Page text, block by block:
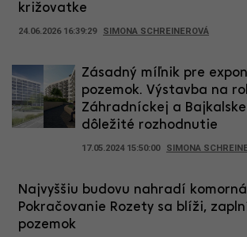
križovatke
24.06.2026 16:39:29 SIMONA SCHREINEROVÁ
Zásadný míľnik pre
pozemok. Výstavba na
Záhradníckej a
dôležité rozhodnutie
17.05.2024 15:50:00 SIMONA
Najvyššiu budovu nahradí
Pokračovanie Rozety sa blíži,
pozemok